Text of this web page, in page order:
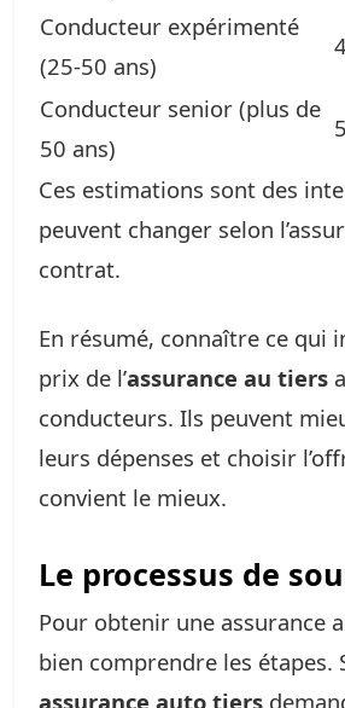
Conducteur expérimenté
(25-50 ans)
Conducteur senior (plus de
50 ans)
Ces estimations sont des
peuvent changer selon
contrat.
En résumé, connaître ce qui
prix de l’assurance au tiers
conducteurs. Ils peuvent
leurs dépenses et choisir
convient le mieux.
Le processus de
Pour obtenir une assurance
bien comprendre les étapes.
assurance auto tiers